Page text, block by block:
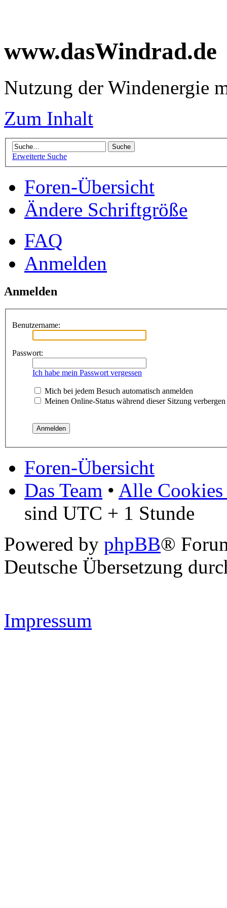
www.dasWindrad.de
Nutzung der Windenergie
Zum Inhalt
Erweiterte Suche
Foren-Übersicht
Ändere Schriftgröße
FAQ
Anmelden
Anmelden
Benutzername:
Passwort:
Ich habe mein Passwort vergessen
Mich bei jedem Besuch automatisch anmelden
Meinen Online-Status während dieser Sitzung verbergen
Foren-Übersicht
Das Team • Alle Cookies
sind UTC + 1 Stunde
Powered by phpBB®
Deutsche Übersetzung
Impressum